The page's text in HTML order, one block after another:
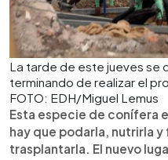
La tarde de este jueves se
terminando de realizar el
FOTO: EDH/Miguel Lemus
Esta especie de conífera
hay que podarla, nutrirla
trasplantarla. El nuevo